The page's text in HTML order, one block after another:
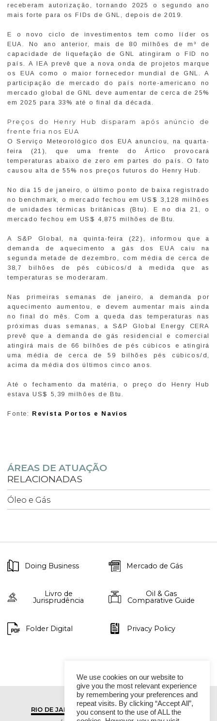
receberam autorização, tornando 2025 o segundo ano
mais forte para os FIDs de GNL, depois de 2019.
E o novo ciclo de investimentos tem como líder os
EUA. No ano anterior, mais de 80 milhões de m³ de
capacidade de liquefação de GNL atingiram o FID no
país. A IEA prevê que a nova onda de projetos marque
os EUA como o maior fornecedor mundial de GNL. A
participação de mercado do país norte-americano no
mercado global de GNL deve aumentar de cerca de 25%
em 2025 para 33% até o final da década.
Preços do Henry Hub disparam após anúncio de
frente fria nos EUA
O Serviço Meteorológico dos EUA anunciou, na quarta-
feira (21), que uma frente do Ártico provocará
temperaturas abaixo de zero em partes do país. O fato
causou alta de 55% nos preços futuros do Henry Hub.
No dia 15 de janeiro, o último ponto de baixa registrado
no benchmark, o mercado fechou em US$ 3,128 milhões
de unidades térmicas britânicas (Btu). E no dia 21, o
mercado fechou em US$ 4,875 milhões de Btu.
A S&P Global, na quinta-feira (22), informou que a
demanda de aquecimento a gás dos EUA caiu na
segunda metade de dezembro, com média de cerca de
38,7 bilhões de pés cúbicos/d à medida que as
temperaturas se moderaram.
Nas primeiras semanas de janeiro, a demanda por
aquecimento aumentou, e devem aumentar mais ainda
no final do mês. Com a queda das temperaturas nas
próximas duas semanas, a S&P Global Energy CERA
prevê que a demanda de gás residencial e comercial
atingirá mais de 66 bilhões de pés cúbicos e atingirá
uma média de cerca de 59 bilhões pés cúbicos/d,
acima da média dos últimos cinco anos.
Até o fechamento da matéria, o preço do Henry Hub
estava US$ 5,39 milhões de Btu.
Fonte: Revista Portos e Navios
ÁREAS DE ATUAÇÃO
RELACIONADAS
Óleo e Gás
Doing Business Mercado de Gás
Livro de
Jurisprudência
Oil & Gas
Comparative Guide
Folder Digital Privacy Policy
RIO DE JANEIRO
SÃO PAULO
We use cookies on our website to
give you the most relevant experience
by remembering your preferences and
repeat visits. By clicking “Accept All”,
you consent to the use of ALL the